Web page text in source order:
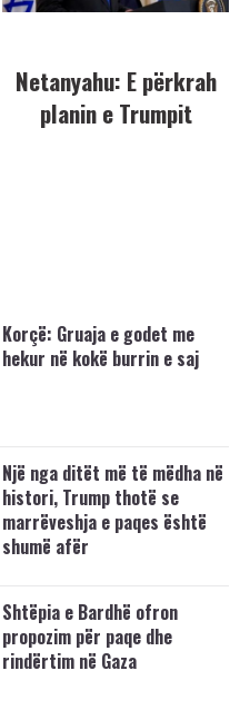
Netanyahu: E përkrah
planin e Trumpit
Korçë: Gruaja e godet me
hekur në kokë burrin e saj
Një nga ditët më të mëdha në
histori, Trump thotë se
marrëveshja e paqes është
shumë afër
Shtëpia e Bardhë ofron
propozim për paqe dhe
rindërtim në Gaza